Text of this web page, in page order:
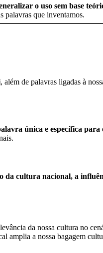
o uso sem base
palavras que inventamos.
, além de palavras ligadas à
única e específica para
cultura nacional, a
da nossa cultura no
a nossa bagagem